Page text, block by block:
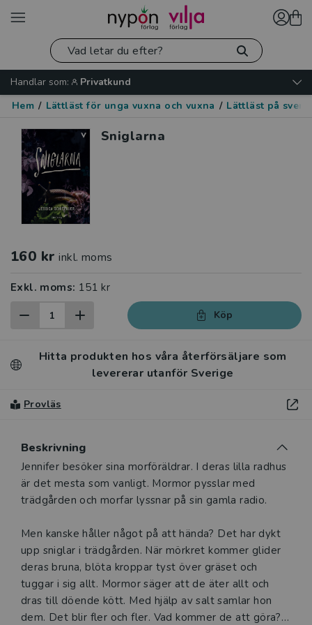
Handlar som:
Privatkund
Hem / Lättläst för unga vuxna och vuxna / Lättläst på
Sniglarna
160 kr inkl. moms
Exkl. moms: 151 kr
Köp
Hitta produkten hos våra återförsäljare som
levererar utanför Sverige
Provläs
Beskrivning
Beskrivning
Jennifer besöker sina morföräldrar. I deras lilla radhus
är det mesta som vanligt. Mormor pysslar med
trädgården och morfar lyssnar på sin gamla radio.
Men kanske håller något på att hända? Det har dykt
upp sniglar i trädgården. När mörkret kommer glider
deras bruna, blöta kroppar tyst över gräset och
tuggar i sig allt. Mormor säger att de äter allt och
dras till döende kött. Med hjälp av salt samlar hon
dem. Det blir fler och fler. Vad kommer de att göra?